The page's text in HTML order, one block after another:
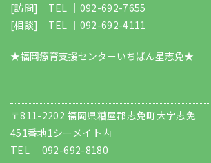
[訪問] TEL ｜ 092-692-7655
[相談] TEL ｜ 092-692-4111
★福岡療育支援センターいちばん星志免★
〒811-2202 福岡県糟屋郡志免町大字志免
451番地1シーメイト内
TEL ｜ 092-692-8180